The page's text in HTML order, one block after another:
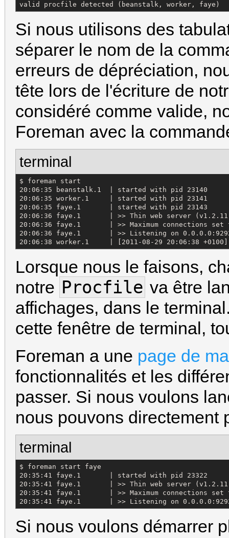
valid procfile detected (beanstalk, worker, faye)
Si nous utilisons des
séparer le nom de la
erreurs de dépréciation,
tête lors de l'écriture de
considéré comme valide,
Foreman avec la
terminal
$ foreman start
20:06:35 beanstalk.1  | started with pid 23140
20:06:35 worker.1     | started with pid 23141
20:06:35 faye.1       | started with pid 23143
20:06:36 faye.1       | >> Thin web server (v1.2.11
20:06:36 faye.1       | >> Maximum connections set
20:06:36 faye.1       | >> Listening on
20:06:38 worker.1     | [2011-08-29 20:06:38
Lorsque nous le faisons,
notre Procfile va être
affichages, dans le
cette fenêtre de terminal,
Foreman a une page de
fonctionnalités et les
passer. Si nous voulons
nous pouvons directement
terminal
$ foreman start faye
20:35:41 faye.1       | started with pid 23322
20:35:41 faye.1       | >> Thin web server (v1.2.11
20:35:41 faye.1       | >> Maximum connections set
20:35:41 faye.1       | >> Listening on
Si nous voulons démarrer